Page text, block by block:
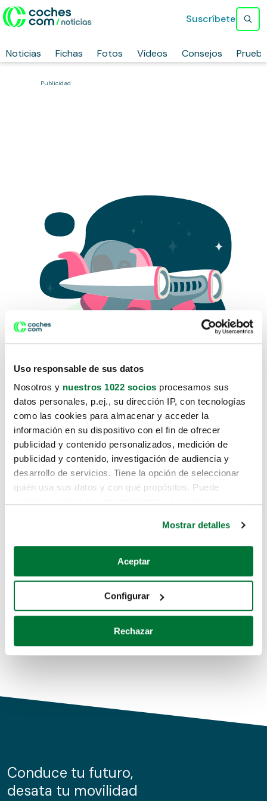
Uso responsable de sus datos
Nosotros y nuestros 1022 socios procesamos sus
datos personales, p.ej., su dirección IP, con tecnologías
como las cookies para almacenar y acceder la
información en su dispositivo con el fin de ofrecer
publicidad y contenido personalizados, medición de
publicidad y contenido, investigación de audiencia y
desarrollo de servicios. Tiene la opción de seleccionar
quién usa sus datos y con qué propósitos. Puede
Si lo permite, también quisiéramos:
Recopilar información sobre su ubicación geográfica
Identificar su dispositivo analizándolo activamente
para buscar características específicas (huellas
Obtenga más información sobre cómo se procesan sus
de cookies.
información sobre el uso que haga del sitio web con
nuestros partners de redes sociales, publicidad y análisis
Mostrar detalles
Aceptar
Configurar
Rechazar
Noticias Fichas Fotos Vídeos Consejos
Suscríbete
Publicidad
Lo sentimos, no sabemos como
te hemos traido hasta aquí.
Pero puedes encontrar el coche que estás
buscando en alguno de estos enlaces:
Coches de segunda mano
Coches de km0
Conduce tu futuro,
desata tu movilidad